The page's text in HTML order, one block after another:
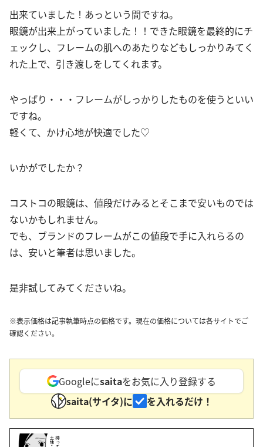
出来ていました！あっという間ですね。
眼鏡が出来上がっていました！！できた眼鏡を最終的にチ
ェックし、フレームの肌へのあたりなどもしっかりみてく
れた上で、引き渡しをしてくれます。
やっぱり・・・フレームがしっかりしたものを使うといい
ですね。
軽くて、かけ心地が快適でした♡
いかがでしたか？
コストコの眼鏡は、値段だけみるとそこまで安いものでは
ないかもしれません。
でも、ブランドのフレームがこの値段で手に入れらるの
は、安いと筆者は思いました。
是非試してみてくださいね。
※表示価格は記事執筆時点の価格です。現在の価格については各サイトでご
確認ください。
Googleにsaitaをお気に入り登録する
saita(サイタ)に
を入れるだけ！